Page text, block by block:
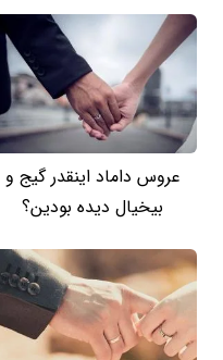
عروس داماد اینقدر گیج و
بیخیال دیده بودین؟